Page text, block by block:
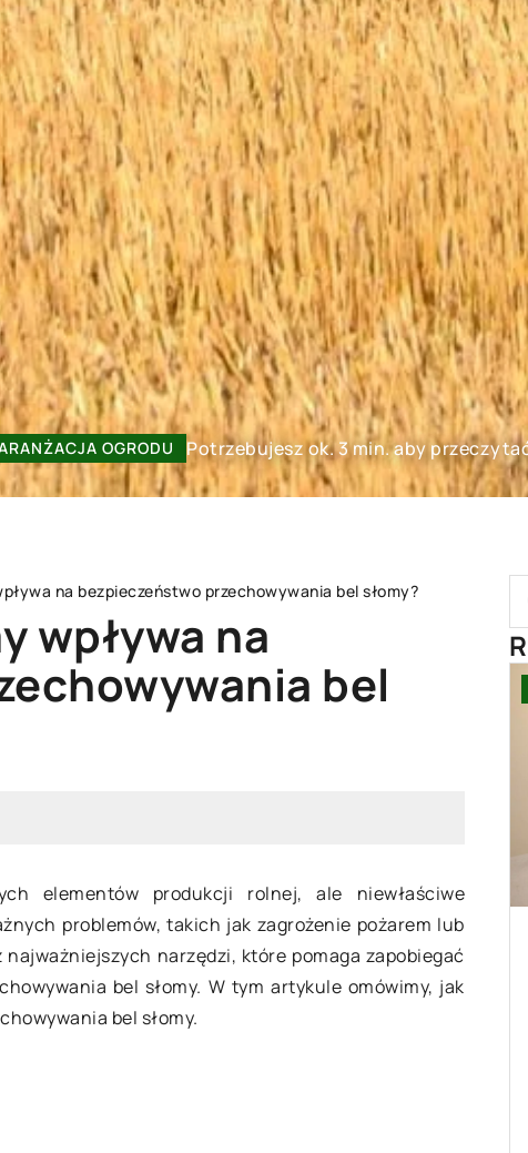
OGRODU Potrzebujesz ok. 3 min. aby
na bezpieczeństwo przechowywania bel słomy?
wpływa na
bel
elementów produkcji rolnej, ale niewłaściwe
problemów, takich jak zagrożenie pożarem lub
narzędzi, które pomaga zapobiegać
bel słomy. W tym artykule omówimy, jak
bel słomy.
idealne klamki z
które
INNE
24 kwietnia 2024
Jaki zlewozmywak sprawdzi
zlewozmywaków dostępnych
rynku do nowoczesnej